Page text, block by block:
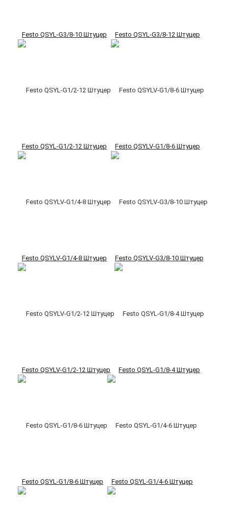
Festo QSYL-G3/8-10 Штуцер Festo QSYL-G3/8-12 Штуцер
Festo QSYL-G1/2-12 Штуцер Festo QSYLV-G1/8-6 Штуцер
Festo QSYLV-G1/4-8 Штуцер Festo QSYLV-G3/8-10 Штуцер
Festo QSYLV-G1/2-12 Штуцер Festo QSYL-G1/8-4 Штуцер
Festo QSYL-G1/8-6 Штуцер Festo QSYL-G1/4-6 Штуцер